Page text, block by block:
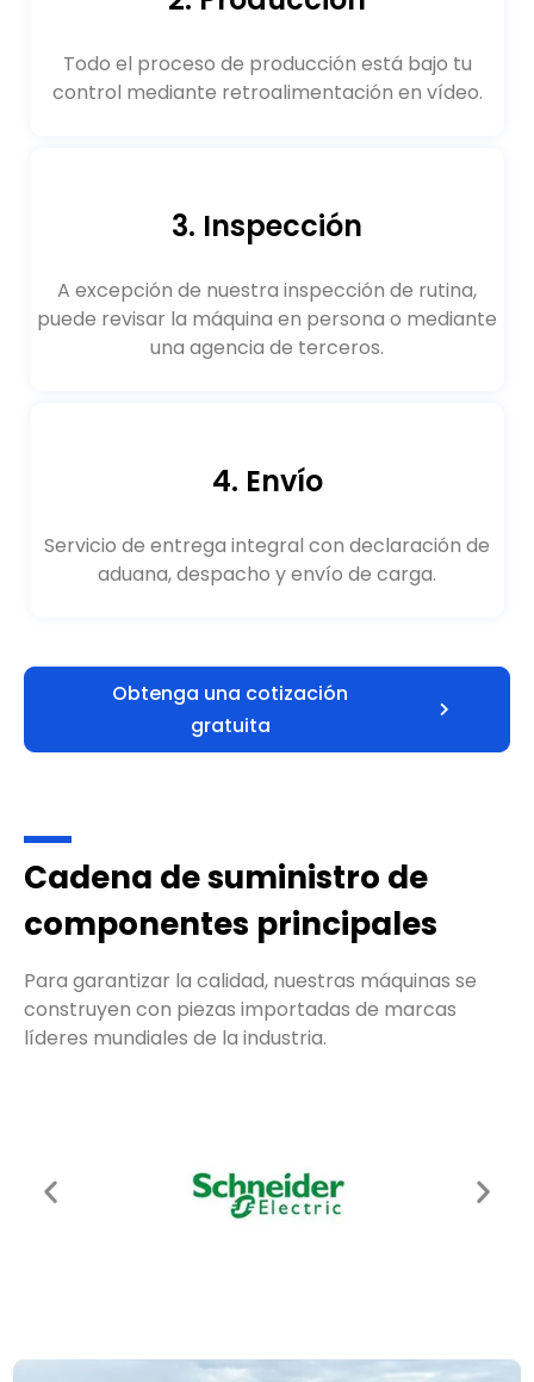
Todo el proceso de producción está bajo tu
control mediante retroalimentación en vídeo.
3. Inspección
A excepción de nuestra inspección de rutina,
puede revisar la máquina en persona o mediante
una agencia de terceros.
4. Envío
Servicio de entrega integral con declaración de
aduana, despacho y envío de carga.
Obtenga una cotización
gratuita
Cadena de suministro de
componentes principales
Para garantizar la calidad, nuestras máquinas se
construyen con piezas importadas de marcas
líderes mundiales de la industria.